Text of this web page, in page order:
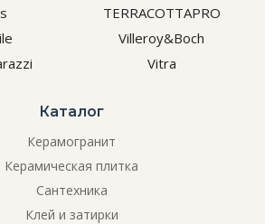
TERRACOTTAPRO
Villeroy&Boch
Vitra
Каталог
Керамогранит
Керамическая плитка
Сантехника
Клей и затирки